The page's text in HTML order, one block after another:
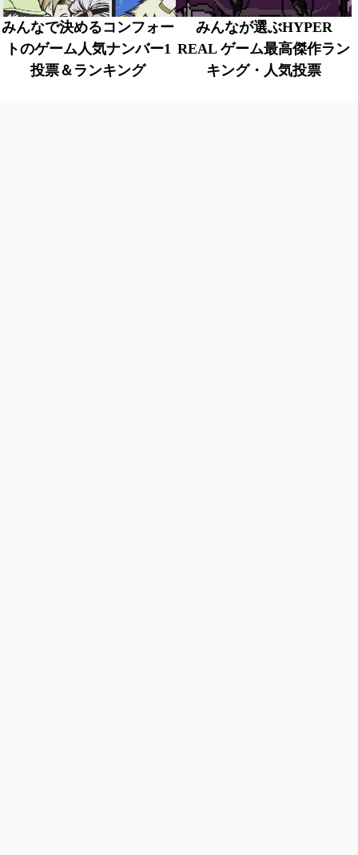
みんなで決めるコンフォー
トのゲーム人気ナンバー1
投票＆ランキング
みんなが選ぶHYPER
REAL ゲーム最高傑作ラン
キング・人気投票